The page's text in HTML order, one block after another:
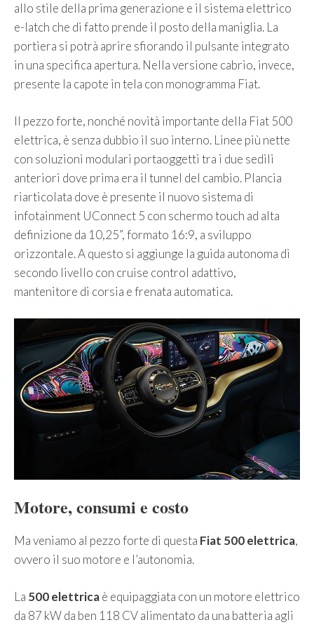
allo stile della prima generazione e il sistema elettrico
e-latch che di fatto prende il posto della maniglia. La
portiera si potrà aprire sfiorando il pulsante integrato
in una specifica apertura. Nella versione cabrio, invece,
presente la capote in tela con monogramma Fiat.
Il pezzo forte, nonché novità importante della Fiat 500
elettrica, è senza dubbio il suo interno. Linee più nette
con soluzioni modulari portaoggetti tra i due sedili
anteriori dove prima era il tunnel del cambio. Plancia
riarticolata dove è presente il nuovo sistema di
infotainment UConnect 5 con schermo touch ad alta
definizione da 10,25”, formato 16:9, a sviluppo
orizzontale. A questo si aggiunge la guida autonoma di
secondo livello con cruise control adattivo,
mantenitore di corsia e frenata automatica.
Motore, consumi e costo
Ma veniamo al pezzo forte di questa Fiat 500 elettrica,
ovvero il suo motore e l’autonomia.
La 500 elettricaè equipaggiata con un motore elettrico
da 87 kW da ben 118 CV alimentato da una batteria agli